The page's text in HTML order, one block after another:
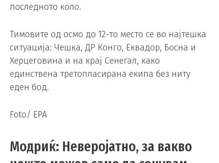
последното коло.
Тимовите од осмо до 12-то место се во најтешка
ситуација: Чешка, ДР Конго, Еквадор, Босна и
Херцеговина и на крај Сенегал, како
единствена третопласирана екипа без ниту
еден бод.
Foto/ EPA
Модриќ: Неверојатно, за вакво